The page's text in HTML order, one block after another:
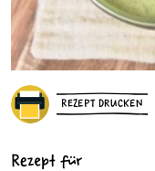
REZEPT DRUCKEN
Rezept für